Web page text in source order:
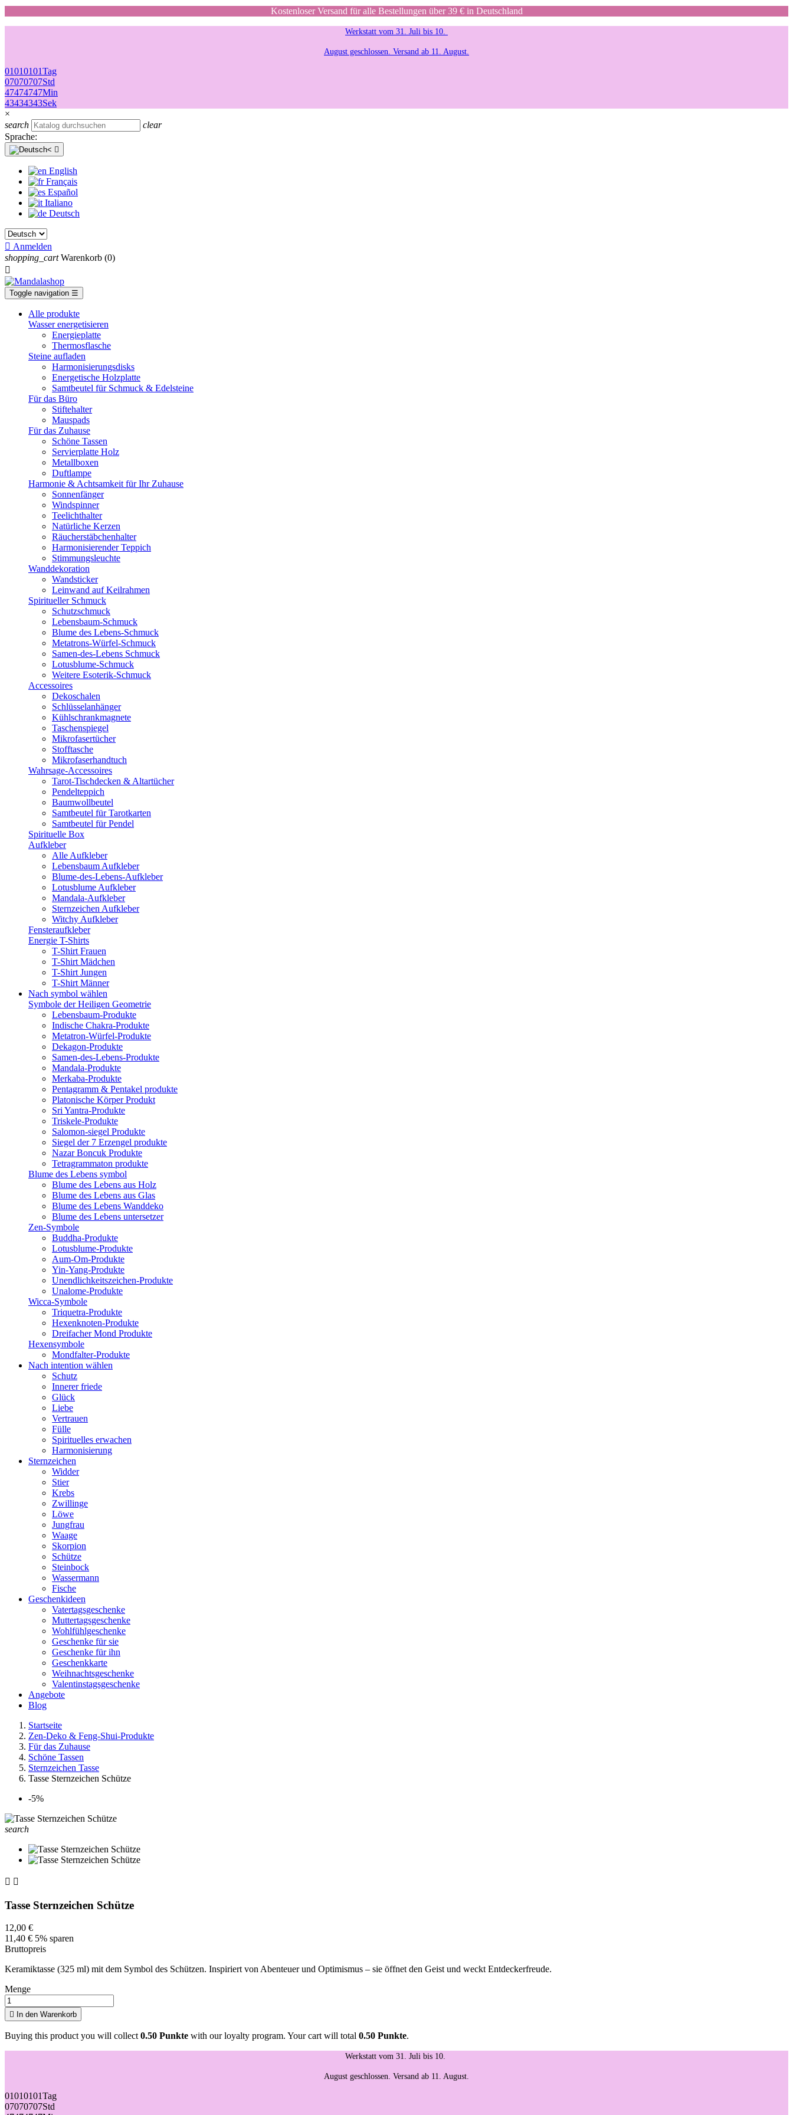
Kostenloser Versand für alle Bestellungen über 39 € in Deutschland
Werkstatt vom 31. Juli bis 10.
August geschlossen. Versand ab 11. August.
01010101Tag
07070707Std
47474747Min
43434343Sek
×
search
clear
Sprache:

English
Français
Español
Italiano
Deutsch
 Anmelden
shopping_cart Warenkorb (0)

Toggle navigation ☰
Alle produkte
Wasser energetisieren
Energieplatte​
Thermosflasche
Steine aufladen
Harmonisierungsdisks
Energetische Holzplatte
Samtbeutel für Schmuck & Edelsteine
Für das Büro
Stiftehalter
Mauspads
Für das Zuhause
Schöne Tassen
Servierplatte Holz
Metallboxen
Duftlampe
Harmonie & Achtsamkeit für Ihr Zuhause
Sonnenfänger
Windspinner
Teelichthalter
Natürliche Kerzen
Räucherstäbchenhalter
Harmonisierender Teppich
Stimmungsleuchte
Wanddekoration
Wandsticker
Leinwand auf Keilrahmen
Spiritueller Schmuck
Schutzschmuck
Lebensbaum-Schmuck
Blume des Lebens-Schmuck
Metatrons-Würfel-Schmuck
Samen-des-Lebens Schmuck
Lotusblume-Schmuck
Weitere Esoterik-Schmuck
Accessoires
Dekoschalen
Schlüsselanhänger
Kühlschrankmagnete
Taschenspiegel
Mikrofasertücher
Stofftasche
Mikrofaserhandtuch
Wahrsage-Accessoires
Tarot-Tischdecken & Altartücher
Pendelteppich
Baumwollbeutel
Samtbeutel für Tarotkarten
Samtbeutel für Pendel
Spirituelle Box
Aufkleber
Alle Aufkleber
Lebensbaum Aufkleber
Blume-des-Lebens-Aufkleber
Lotusblume Aufkleber
Mandala-Aufkleber
Sternzeichen Aufkleber
Witchy Aufkleber
Fensteraufkleber
Energie T-Shirts
T-Shirt Frauen
T-Shirt Mädchen
T-Shirt Jungen
T-Shirt Männer
Nach symbol wählen
Symbole der Heiligen Geometrie
Lebensbaum-Produkte
Indische Chakra-Produkte
Metatron-Würfel-Produkte
Dekagon-Produkte
Samen-des-Lebens-Produkte
Mandala-Produkte
Merkaba-Produkte
Pentagramm & Pentakel produkte
Platonische Körper Produkt
Sri Yantra-Produkte
Triskele-Produkte
Salomon-siegel Produkte
Siegel der 7 Erzengel produkte
Nazar Boncuk Produkte
Tetragrammaton produkte
Blume des Lebens symbol​
Blume des Lebens aus Holz
Blume des Lebens aus Glas
Blume des Lebens Wanddeko
Blume des Lebens untersetzer
Zen-Symbole
Buddha-Produkte
Lotusblume-Produkte
Aum-Om-Produkte
Yin-Yang-Produkte
Unendlichkeitszeichen-Produkte
Unalome-Produkte
Wicca-Symbole
Triquetra-Produkte
Hexenknoten-Produkte
Dreifacher Mond Produkte
Hexensymbole
Mondfalter-Produkte
Nach intention wählen
Schutz
Innerer friede
Glück
Liebe
Vertrauen
Fülle
Spirituelles erwachen
Harmonisierung
Sternzeichen
Widder
Stier
Krebs
Zwillinge
Löwe
Jungfrau
Waage
Skorpion
Schütze
Steinbock
Wassermann
Fische
Geschenkideen
Vatertagsgeschenke
Muttertagsgeschenke
Wohlfühlgeschenke
Geschenke für sie
Geschenke für ihn
Geschenkkarte
Weihnachtsgeschenke
Valentinstagsgeschenke
Angebote
Blog
Startseite
Zen-Deko & Feng-Shui-Produkte
Für das Zuhause
Schöne Tassen
Sternzeichen Tasse
Tasse Sternzeichen Schütze
-5%
search
 
Tasse Sternzeichen Schütze
12,00 €
11,40 € 5% sparen
Bruttopreis
Keramiktasse (325 ml) mit dem Symbol des Schützen. Inspiriert von Abenteuer und Optimismus – sie öffnet den Geist und weckt Entdeckerfreude.
Menge
 In den Warenkorb
Buying this product you will collect0.50 Punkte with our loyalty program. Your cart will total 0.50 Punkte.
Werkstatt vom 31. Juli bis 10.
August geschlossen. Versand ab 11. August.
01010101Tag
07070707Std